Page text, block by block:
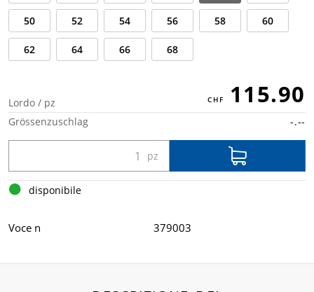
50 52 54 56 58 60
62 64 66 68
Lordo / pz 115.90
Grössenzuschlag -.--
disponibile
Voce n 379003